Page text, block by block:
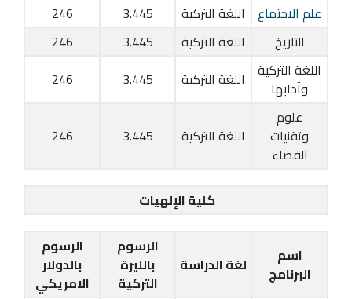
علم الاجتماع اللغة التركية 3.445
246
التاريخ
اللغة التركية 3.445
246
اللغة التركية
وآدابها
اللغة التركية 3.445
246
علوم
وتقنيات
الفضاء
اللغة التركية 3.445
246
كلية الإلهيات
اسم
البرنامج
لغة الدراسة
الرسوم
بالليرة
التركية
الرسوم
بالدولار
الامريكي